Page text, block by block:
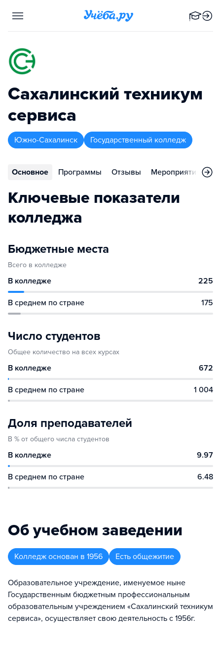
Сахалинский техникум
сервиса
Южно-Сахалинск Государственный колледж
Основное Программы Отзывы Мероприятия
Ключевые показатели
колледжа
Бюджетные места
Всего в колледже
В колледже 225
В среднем по стране 175
Число студентов
Общее количество на всех курсах
В колледже 672
В среднем по стране 1 004
Доля преподавателей
В % от общего числа студентов
В колледже 9.97
В среднем по стране 6.48
Об учебном заведении
Колледж основан в 1956 Есть общежитие
Образовательное учреждение, именуемое ныне
Государственным бюджетным профессиональным
образовательным учреждением «Сахалинский техникум
сервиса», осуществляет свою деятельность с 1956г.